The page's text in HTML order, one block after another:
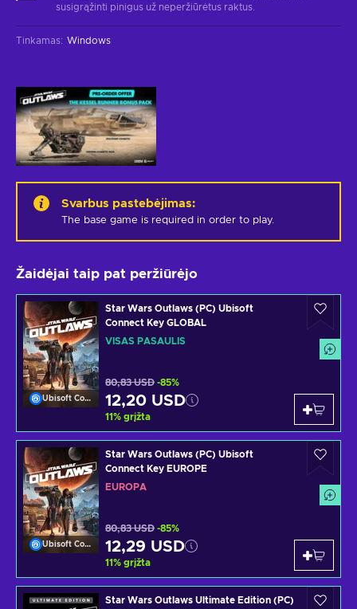
susigrąžinti pinigus už neperžiūrėtus raktus.
Tinkamas: Windows
Svarbus pastebėjimas:
The base game is required in order to play.
Žaidėjai taip pat peržiūrėjo
Ubisoft Connect
Star Wars Outlaws (PC) Ubisoft
Connect Key GLOBAL
VISAS PASAULIS
80,83 USD -85%
12,20 USD
11% grįžta
Ubisoft Connect
Star Wars Outlaws (PC) Ubisoft
Connect Key EUROPE
EUROPA
80,83 USD -85%
12,29 USD
11% grįžta
Star Wars Outlaws Ultimate Edition (PC)